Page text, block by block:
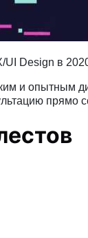
UI Design в
и опытным
прямо